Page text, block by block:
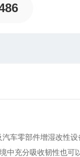
车零部件增湿改性设
中充分吸收韧性也可